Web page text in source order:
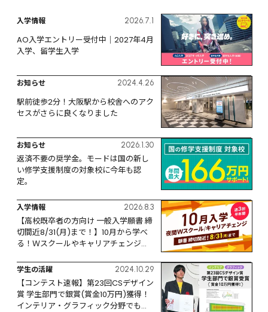
入学情報 2026.7.1
AO入学エントリー受付中｜2027年4月
入学、留学生入学
お知らせ 2024.4.26
駅前徒歩2分！大阪駅から校舎へのアク
セスがさらに良くなりました
お知らせ 2026.1.30
返済不要の奨学金。モードは国の新し
い修学支援制度の対象校に今年も認
定。
入学情報 2026.8.3
【高校既卒者の方向け 一般入学願書 締
切間近8/31(月)まで！】10月から学べ
る！Ｗスクールやキャリアチェンジな
学生の活躍 2024.10.29
【コンテスト速報】第23回CSデザイン
賞 学生部門で銀賞(賞金10万円)獲得！
インテリア・グラフィック分野でも活